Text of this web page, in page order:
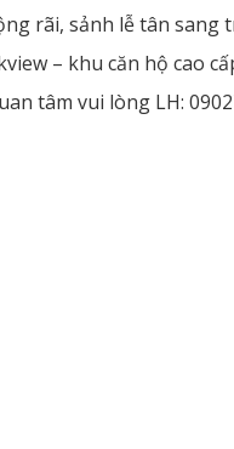
rãi, sảnh lễ tân sang
– khu căn hộ cao
tâm vui lòng LH: